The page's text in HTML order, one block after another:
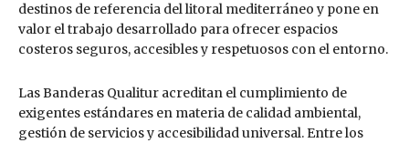
destinos de referencia del litoral mediterráneo y pone en
valor el trabajo desarrollado para ofrecer espacios
costeros seguros, accesibles y respetuosos con el entorno.
Las Banderas Qualitur acreditan el cumplimiento de
exigentes estándares en materia de calidad ambiental,
gestión de servicios y accesibilidad universal. Entre los